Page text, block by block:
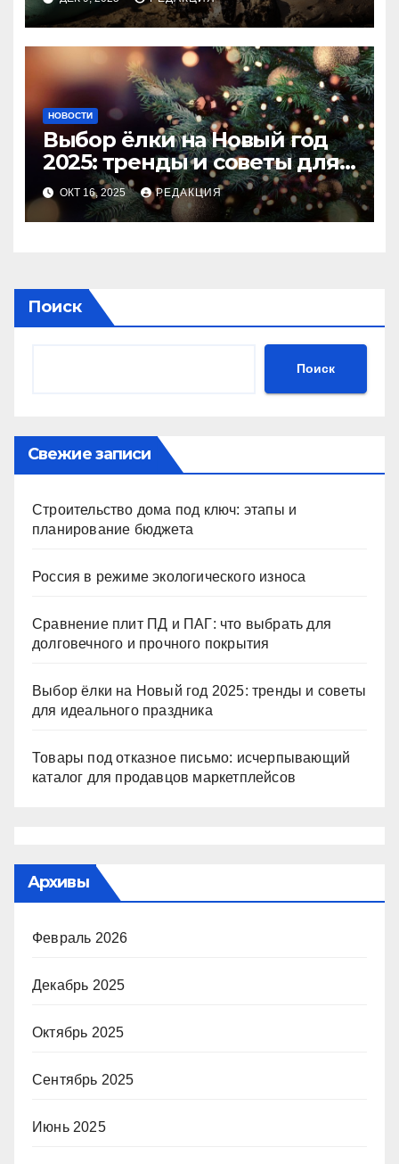
НОВОСТИ
Выбор ёлки на Новый год
2025: тренды и советы для
идеального праздника
ОКТ 16, 2025 РЕДАКЦИЯ
Поиск
Поиск
Свежие записи
Строительство дома под ключ: этапы и
планирование бюджета
Россия в режиме экологического износа
Сравнение плит ПД и ПАГ: что выбрать для
долговечного и прочного покрытия
Выбор ёлки на Новый год 2025: тренды и советы
для идеального праздника
Товары под отказное письмо: исчерпывающий
каталог для продавцов маркетплейсов
Архивы
Февраль 2026
Декабрь 2025
Октябрь 2025
Сентябрь 2025
Июнь 2025